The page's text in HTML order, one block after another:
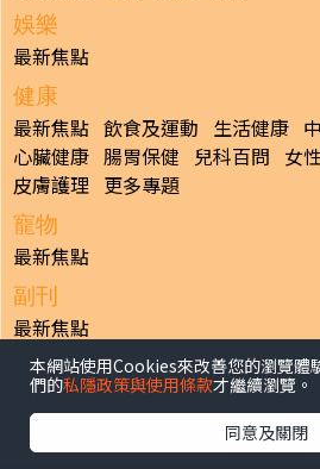
娛樂
最新焦點
健康
最新焦點 飲食及運動 生活健康
心臟健康 腸胃保健 兒科百問 女
皮膚護理 更多專題
寵物
最新焦點
副刊
最新焦點
日報
揭頁版 港聞 財經/地產 中國/國際
生活副刊
體育 專題/人
本網站使用Cookies來改善您的瀏覽體
們的私隱政策與使用條款才繼續瀏覽。
同意及關閉